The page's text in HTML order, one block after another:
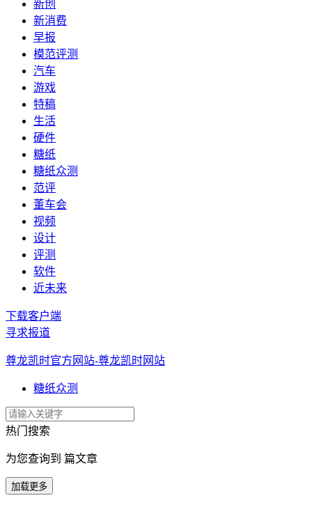
新创
新消费
早报
模范评测
汽车
游戏
特稿
生活
硬件
糖纸
糖纸众测
范评
董车会
视频
设计
评测
软件
近未来
下载客户端
寻求报道
尊龙凯时官方网站-尊龙凯时网站
糖纸众测
热门搜索
为您查询到 篇文章
加载更多